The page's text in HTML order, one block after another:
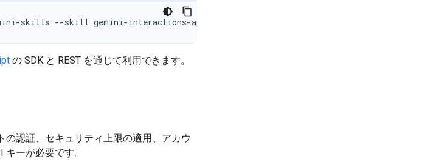
skills --skill gemini-interactions-api
の SDK と REST を通じて利用できます。
の認証、セキュリティ上限の適用、アカウ
ーが必要です。